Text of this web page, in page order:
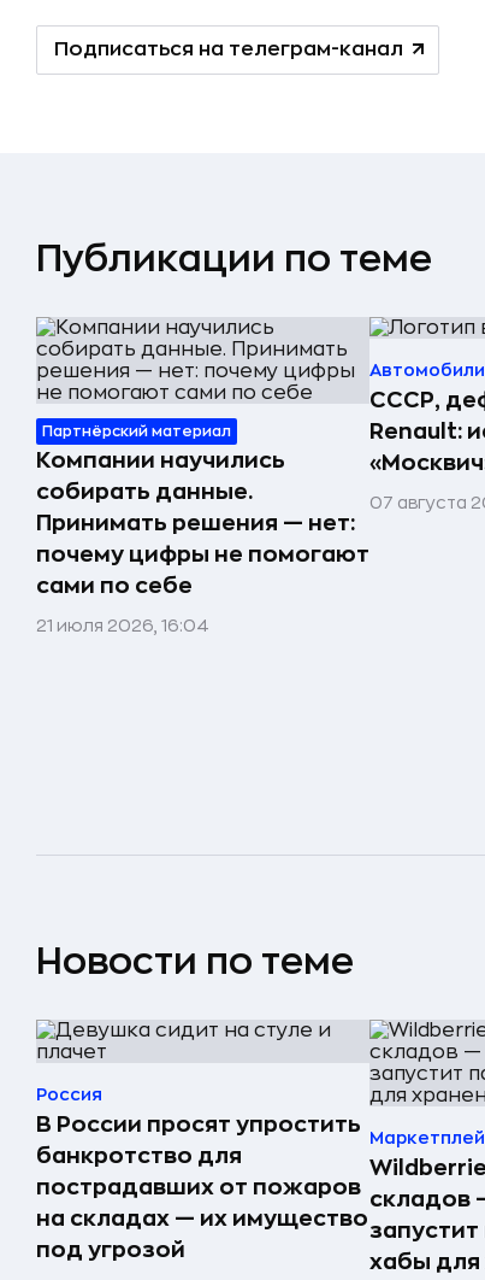
Подписаться на телеграм-канал
Публикации по теме
Партнёрский материал
Компании научились
собирать данные.
Принимать решения — нет:
почему цифры не помогают
сами по себе
21 июля 2026, 16:04
Автомобили
СССР,
Renault:
07 августа
Новости по теме
Россия
В России просят упростить
банкротство для
пострадавших от пожаров
на складах — их имущество
под угрозой
складов
хабы для